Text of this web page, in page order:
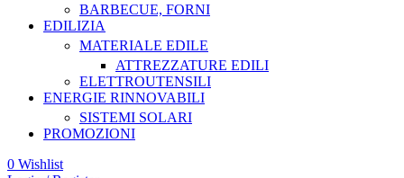
BARBECUE, FORNI
EDILIZIA
MATERIALE EDILE
ATTREZZATURE EDILI
ELETTROUTENSILI
ENERGIE RINNOVABILI
SISTEMI SOLARI
PROMOZIONI
0 Wishlist